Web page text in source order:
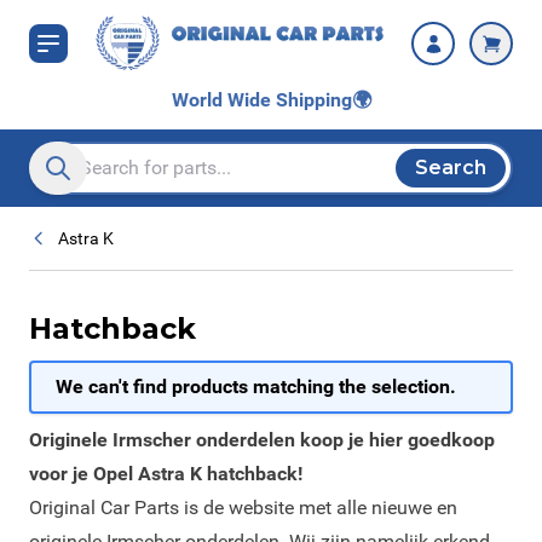
Skip to Content
World Wide Shipping🌍
Search entire store here...
Search
Astra K
Hatchback
We can't find products matching the selection.
Originele Irmscher onderdelen koop je hier goedkoop
voor je Opel Astra K hatchback!
Original Car Parts is de website met alle nieuwe en